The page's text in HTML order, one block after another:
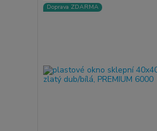
Doprava ZDARMA